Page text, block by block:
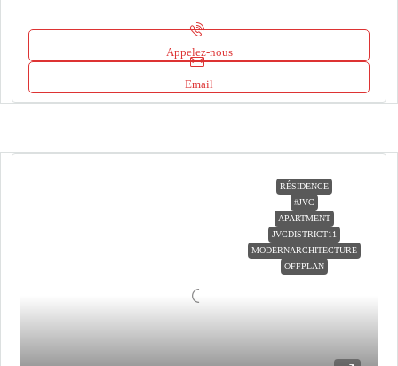
Appelez-nous
Email
RÉSIDENCE
#JVC
APARTMENT
JVCDISTRICT11
MODERNARCHITECTURE
OFFPLAN